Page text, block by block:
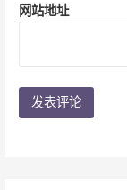
网站地址